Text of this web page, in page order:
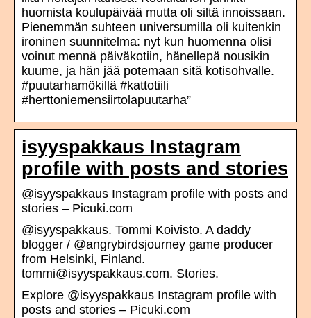
huomista koulupäivää mutta oli siltä innoissaan.
Pienemmän suhteen universumilla oli kuitenkin
ironinen suunnitelma: nyt kun huomenna olisi
voinut mennä päiväkotiin, hänellepä nousikin
kuume, ja hän jää potemaan sitä kotisohvalle.
#puutarhamökillä #kattotiili
#herttoniemensiirtolapuutarha”
isyyspakkaus Instagram
profile with posts and stories
@isyyspakkaus Instagram profile with posts and
stories – Picuki.com
@isyyspakkaus. Tommi Koivisto. A daddy
blogger / @angrybirdsjourney game producer
from Helsinki, Finland.
tommi@isyyspakkaus.com. Stories.
Explore @isyyspakkaus Instagram profile with
posts and stories – Picuki.com